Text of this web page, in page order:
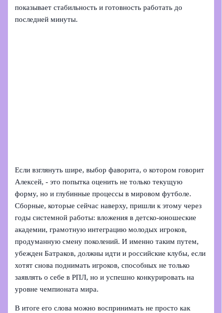
показывает стабильность и готовность работать до
последней минуты.
Если взглянуть шире, выбор фаворита, о котором говорит
Алексей, - это попытка оценить не только текущую
форму, но и глубинные процессы в мировом футболе.
Сборные, которые сейчас наверху, пришли к этому через
годы системной работы: вложения в детско-юношеские
академии, грамотную интеграцию молодых игроков,
продуманную смену поколений. И именно таким путем,
убежден Батраков, должны идти и российские клубы, если
хотят снова поднимать игроков, способных не только
заявлять о себе в РПЛ, но и успешно конкурировать на
уровне чемпионата мира.
В итоге его слова можно воспринимать не просто как